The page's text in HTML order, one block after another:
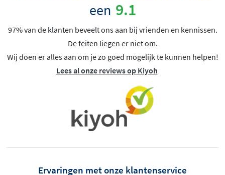
een 9.1
97% van de klanten beveelt ons aan bij vrienden en kennissen.
De feiten liegen er niet om.
Wij doen er alles aan om je zo goed mogelijk te kunnen helpen!
Lees al onze reviews op Kiyoh
Ervaringen met onze klantenservice